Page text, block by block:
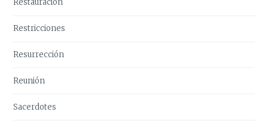
Restauración
Restricciones
Resurrección
Reunión
Sacerdotes